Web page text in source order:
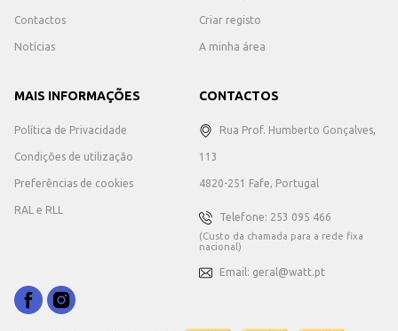
Contactos
Notícias
Criar registo
A minha área
MAIS INFORMAÇÕES
Política de Privacidade
Condições de utilização
Preferências de cookies
RAL e RLL
CONTACTOS
Rua Prof. Humberto Gonçalves,
113
4820-251 Fafe, Portugal
Telefone: 253 095 466
(Custo da chamada para a rede fixa
nacional)
Email: geral@watt.pt